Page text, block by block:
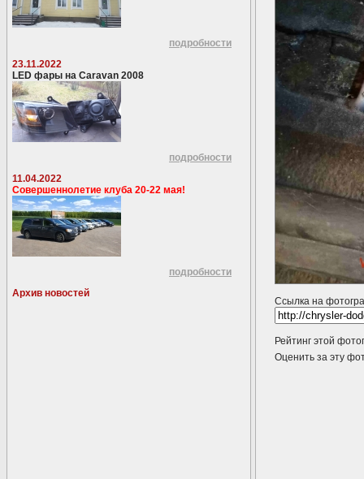
подробности
23.11.2022
LED фары на Caravan 2008
подробности
11.04.2022
Совершеннолетие клуба 20-22 мая!
подробности
Архив новостей
Ссылка на
Рейтинг этой
Оценить за эту